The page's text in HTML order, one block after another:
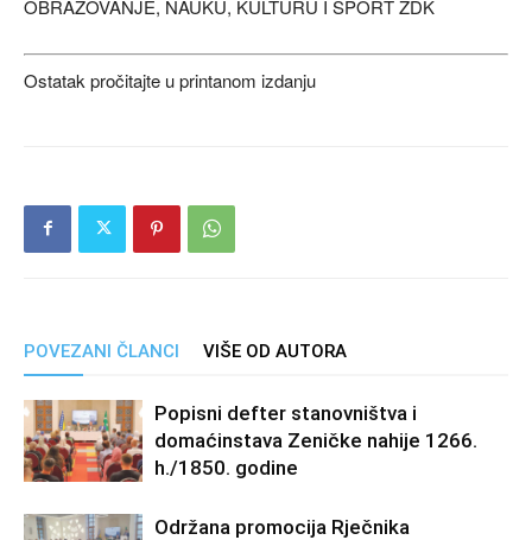
OBRAZOVANJE, NAUKU, KULTURU I SPORT ZDK
Ostatak pročitajte u printanom izdanju
POVEZANI ČLANCI VIŠE OD AUTORA
Popisni defter stanovništva i
domaćinstava Zeničke nahije 1266.
h./1850. godine
Održana promocija Rječnika